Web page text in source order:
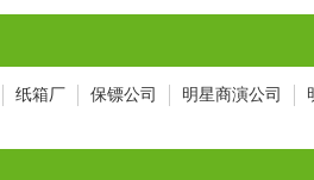
纸箱厂 保镖公司 明星商演公司